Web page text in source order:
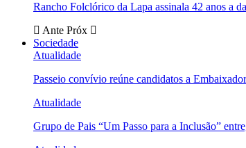
Rancho Folclórico da Lapa assinala 42 anos a
Ante Próx
Sociedade
Atualidade
Passeio convívio reúne candidatos a
Atualidade
Grupo de Pais “Um Passo para a Inclusão”